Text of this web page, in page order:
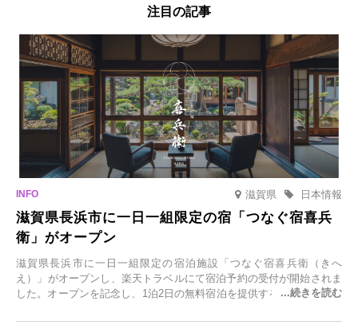
注目の記事
滋賀県 日本情報
滋賀県長浜市に一日一組限定の宿「つなぐ宿喜兵
衛」がオープン
滋賀県長浜市に一日一組限定の宿泊施設「つなぐ宿喜兵衛（きへ
え）」がオープンし、楽天トラベルにて宿泊予約の受付が開始されま
した。オープンを記念し、1泊2日の無料宿泊を提供するキャンペーン